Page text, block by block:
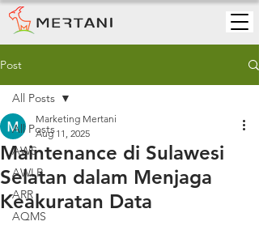
Post
All Posts
AWS
AWLR
ARR
AQMS
All Posts
Maintenance di Sulawesi
Selatan dalam Menjaga
Keakuratan Data
Marketing Mertani
Aug 11, 2025